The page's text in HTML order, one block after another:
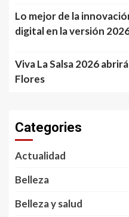
Lo mejor de la
digital en la versión
Viva La Salsa 2026
Flores
Categories
Actualidad
Belleza
Belleza y salud